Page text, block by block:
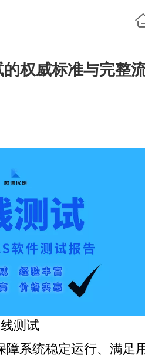
权威标准与完整
线测试
障系统稳定运行、满足